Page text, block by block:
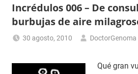
un
Laboratorio
de
Incrédulos 006 – De
burbujas de aire
30 agosto, 2010 DoctorGenoma
Qué gran